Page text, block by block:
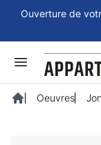
Ouverture de
Oeuvres
Panneau de